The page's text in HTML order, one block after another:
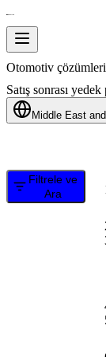
Otomotiv çözümleri
Satış sonrası
Middle East
Filtrele ve
Ara